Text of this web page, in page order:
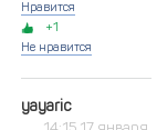
Нравится
1
Не нравится
yayaric